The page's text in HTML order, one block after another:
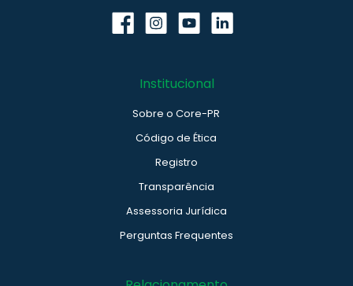
Institucional
Sobre o Core-PR
Código de Ética
Registro
Transparência
Assessoria Jurídica
Perguntas Frequentes